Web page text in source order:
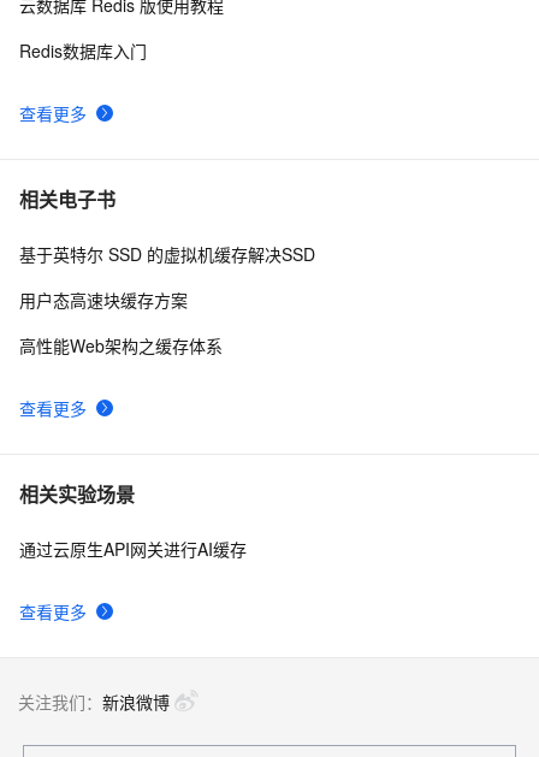
查看更多
云数据库 Redis 版使用教程
Redis数据库入门
相关电子书
查看更多
基于英特尔 SSD 的虚拟机缓存解决SSD
用户态高速块缓存方案
高性能Web架构之缓存体系
相关实验场景
查看更多
通过云原生API网关进行AI缓存
关注我们： 新浪微博